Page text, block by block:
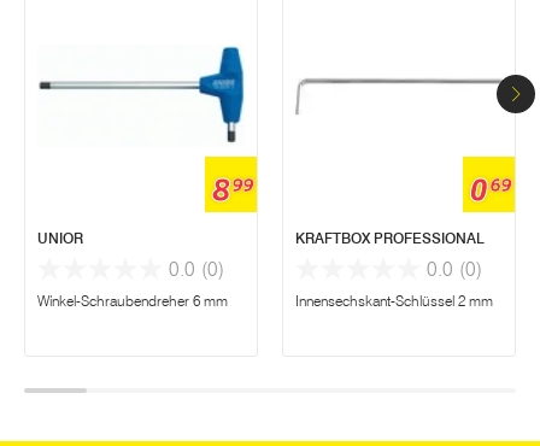
899
UNIOR
0.0 (0)
Winkel-Schraubendreher 6 mm
069
KRAFTBOX PROFESSIONAL
0.0 (0)
Innensechskant-Schlüssel 2 mm